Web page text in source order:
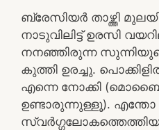
ബ്രേസിയർ താഴ്ത്തി
നാടുവിലിട്ട് ഉരസി
നനഞ്ഞിരുന്ന
കുത്തി ഉരച്ചു.
എന്നെ നോക്കി
ഉണ്ടാരുന്നുള്ളൂ). എന്തോ